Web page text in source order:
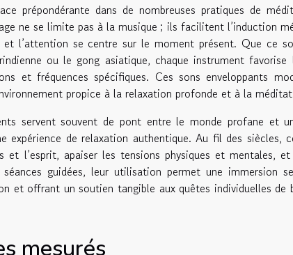
prépondérante dans de nombreuses pratiques de
ne se limite pas à la musique ; ils facilitent l’induction
l’attention se centre sur le moment présent. Que ce
ou le gong asiatique, chaque instrument favorise
et fréquences spécifiques. Ces sons enveloppants
propice à la relaxation profonde et à la
servent souvent de pont entre le monde profane et
expérience de relaxation authentique. Au fil des siècles,
l’esprit, apaiser les tensions physiques et mentales,
guidées, leur utilisation permet une immersion
et offrant un soutien tangible aux quêtes individuelles de
mesurés